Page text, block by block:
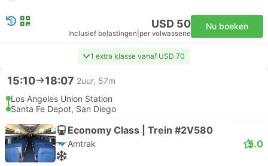
USD 50
Inclusief belastingen per volwassene
Nu boeken
1 extra klasse vanaf USD 70
15:10 18:07 2uur, 57m
Los Angeles Union Station
Santa Fe Depot, San Diego
Economy Class | Trein #2V580
Amtrak 5.0